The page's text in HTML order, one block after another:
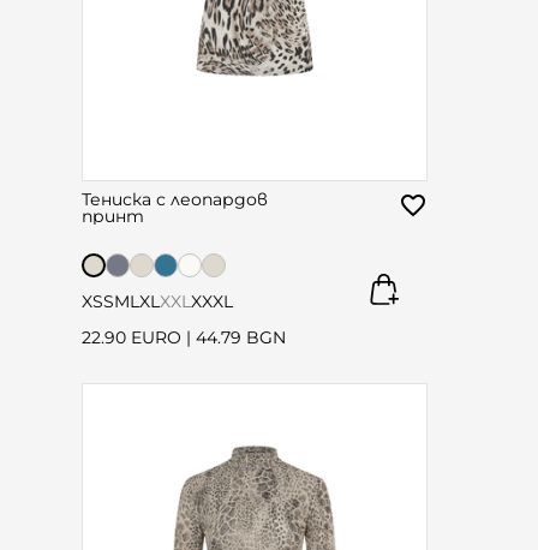
Тениска с леопардов
принт
XSSML XL XXL XXXL
22.90 EURO | 44.79 BGN